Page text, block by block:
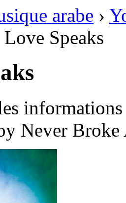
arabe ›
Love Speaks
Never Broke